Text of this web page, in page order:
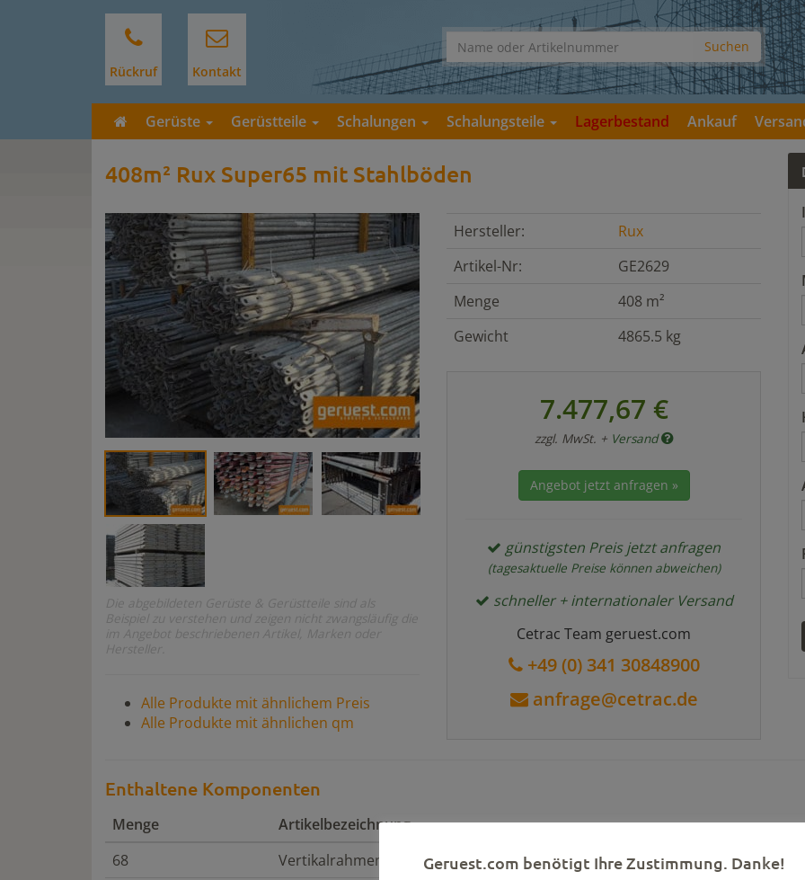
Rückruf Kontakt
Gerüste Gerüstteile Schalungen Schalungsteile Lagerbestand Ankauf
408m² Rux Super65 mit Stahlböden
Die abgebildeten Gerüste & Gerüstteile sind als
Beispiel zu verstehen und zeigen nicht zwangsläufig die
im Angebot beschriebenen Artikel, Marken oder
Hersteller.
Alle Produkte mit ähnlichem Preis
Alle Produkte mit ähnlichen qm
Hersteller:
Rux
Artikel-Nr:
GE2629
Menge
408 m²
Gewicht
4865.5 kg
7.477,67 €
zzgl. MwSt. + Versand
Angebot jetzt anfragen »
günstigsten Preis jetzt anfragen
(tagesaktuelle Preise können abweichen)
schneller + internationaler Versand
Cetrac Team geruest.com
+49 (0) 341 30848900
anfrage@cetrac.de
Enthaltene Komponenten
Menge
Artikelbezeichnung
68
Vertikalrahmen 2,00 x 0,65mGeruest.com benötigt Ihre Zustimmung. Danke!